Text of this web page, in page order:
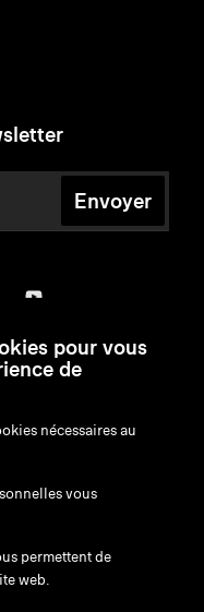
Envoyer
pour vous
de
nécessaires au
vous
permettent de
web.